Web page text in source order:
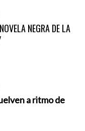
NEGRA DE LA
a ritmo de